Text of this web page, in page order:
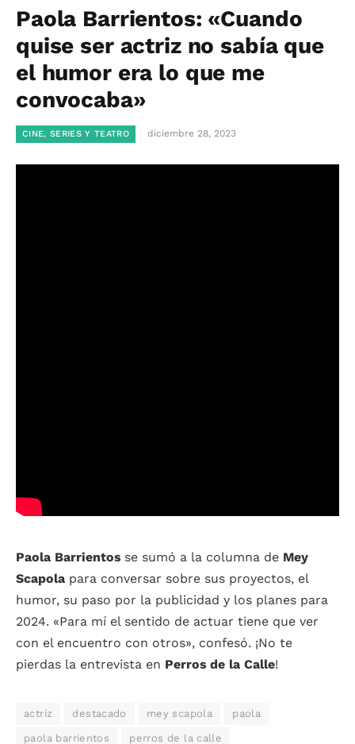
Paola Barrientos: «Cuando
quise ser actriz no sabía que
el humor era lo que me
convocaba»
CINE, SERIES Y TEATRO diciembre 28, 2023
Paola Barrientos se sumó a la columna de Mey
Scapola para conversar sobre sus proyectos, el
humor, su paso por la publicidad y los planes para
2024. «Para mí el sentido de actuar tiene que ver
con el encuentro con otros», confesó. ¡No te
pierdas la entrevista en Perros de la Calle!
actriz destacado mey scapola paola
paola barrientos perros de la calle